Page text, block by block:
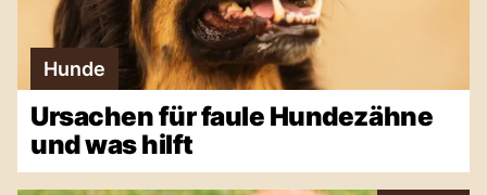
Hunde
Ursachen für faule Hundezähne
und was hilft